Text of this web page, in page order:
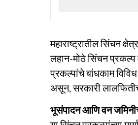
महाराष्ट्रातील सिंचन
लहान-मोठे सिंचन प्रकल्प
प्रकल्पांचे बांधकाम
असून, सरकारी
भूसंपादन आणि वन